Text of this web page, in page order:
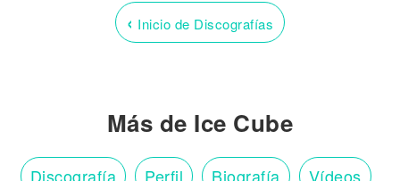
‹ Inicio de Discografías
Más de Ice Cube
Discografía Perfil Biografía Vídeos